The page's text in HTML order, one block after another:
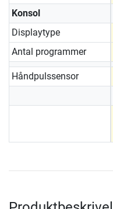
Konsol
Displaytype
Antal programmer
Håndpulssensor